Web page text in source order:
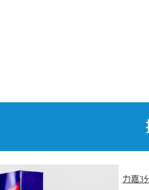
力嘉3